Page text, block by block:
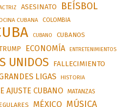
ASESINATO BEÍSBOL
CUBANA COLOMBIA
CUBANO CUBANOS
ECONOMÍA ENTRETENIMIENTOS
UNIDOS FALLECIMIENTO
LIGAS HISTORIA
AJUSTE CUBANO MATANZAS
MÉXICO MÚSICA